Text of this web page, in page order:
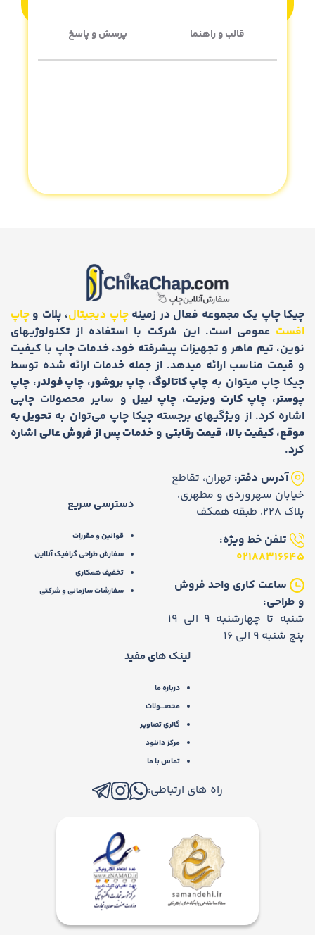
قالب و راهنما پرسش و پاسخ
چیکا چاپ یک مجموعه فعال در زمینهچاپ دیجیتال، پلات و چاپ
افست عمومی است. این شرکت با استفاده از تکنولوژیهای
نوین، تیم ماهر و تجهیزات پیشرفته خود، خدمات چاپ با کیفیت
و قیمت مناسب ارائه میدهد. از جمله خدمات ارائه شده توسط
چیکا چاپ میتوان به چاپ کاتالوگ،چاپ بروشور، چاپ فولدر، چاپ
پوستر،چاپ کارت ویزیت، چاپ لیبل و سایر محصولات چاپی
اشاره کرد. از ویژگیهای برجسته چیکا چاپ می‌توان به تحویل به
موقع،کیفیت بالا، قیمت رقابتیوخدمات پس از فروش عالیاشاره
کرد.
آدرس دفتر: تهران، تقاطع
خیابان سهروردی و مطهری،
پلاک 228، طبقه همکف
تلفن خط ویژه:
02188316645
ساعت کاری واحد فروش
و طراحی:
شنبه تا چهارشنبه 9 الی 19
پنج شنبه 9 الی 16
دسترسی سریع
قوانین و مقررات
سفارش طراحی گرافیک آنلاین
تخفیف همکاری
سفارشات سازمانی و شرکتی
لینک های مفید
درباره ما
محصـــولات
گالری تصاویر
مرکز دانلود
تماس با ما
راه های ارتباطی: